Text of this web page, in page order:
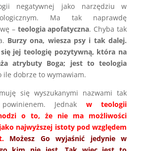
negatywnej jako narzędziu w
Ma tak naprawdę
– teologia apofatyczna. Chyba tak
Burzy ona, wiesza psy i tak dalej.
się jej teologię pozytywną, która na
atrybuty Boga; jest to teologia
ile dobrze to wymawiam.
się wyszukanymi nazwami tak
Jednak w teologii
o to, że nie ma możliwości
najwyższej istoty pod względem
Możesz Go wyjaśnić jedynie w